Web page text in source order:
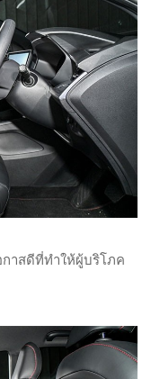
กาสดีที่ทำให้ผู้บริโภค